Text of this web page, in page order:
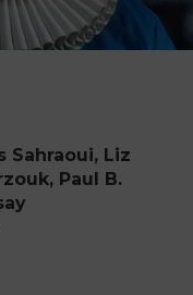
Sahraoui, Liz
Paul B.